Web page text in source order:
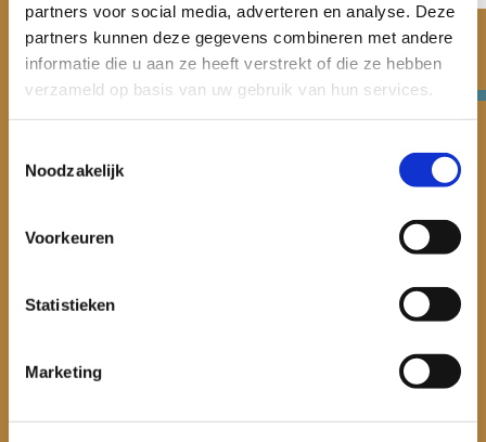
partners voor social media, adverteren en analyse. Deze
partners kunnen deze gegevens combineren met andere
informatie die u aan ze heeft verstrekt of die ze hebben
verzameld op basis van uw gebruik van hun services.
Noodzakelijk
Voorkeuren
Statistieken
Marketing
Verwey-Jonker Instituut
Giessenplein 59 C
3522 KE Utrecht
secr@verwey-jonker.nl
Onze onderzoekers